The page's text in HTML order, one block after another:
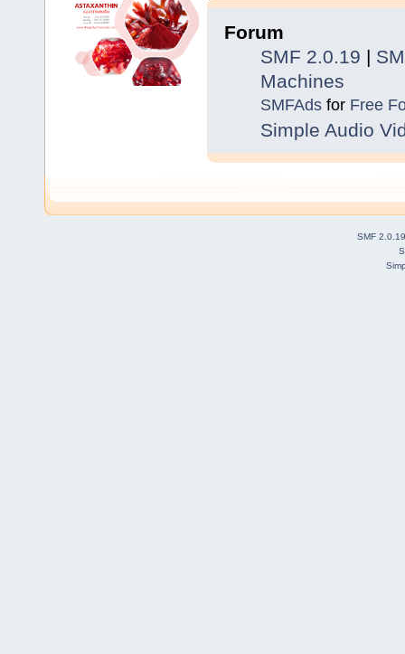
Forum
SMF 2.0.19 |
Machines
SMFAdsfor Free
Simple Audio
SMF 2.0.19